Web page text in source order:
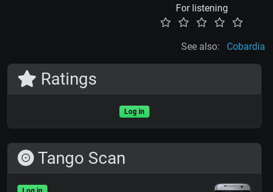
For listening
See also: Cobardia
Ratings
Log in
Tango Scan